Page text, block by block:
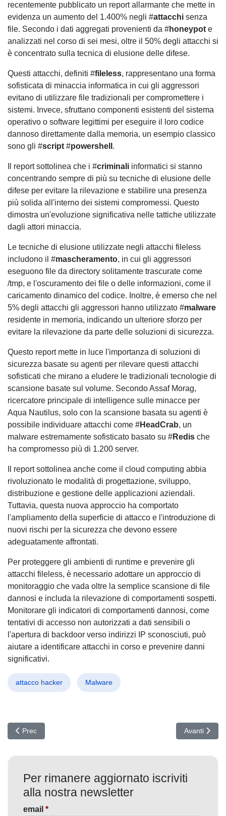
recentemente pubblicato un report allarmante che mette in
evidenza un aumento del 1.400% negli #attacchi senza
file. Secondo i dati aggregati provenienti da #honeypot e
analizzati nel corso di sei mesi, oltre il 50% degli attacchi si
è concentrato sulla tecnica di elusione delle difese.
Questi attacchi, definiti #fileless, rappresentano una forma
sofisticata di minaccia informatica in cui gli aggressori
evitano di utilizzare file tradizionali per compromettere i
sistemi. Invece, sfruttano componenti esistenti del sistema
operativo o software legittimi per eseguire il loro codice
dannoso direttamente dalla memoria, un esempio classico
sono gli #script #powershell .
Il report sottolinea che i #criminali informatici si stanno
concentrando sempre di più su tecniche di elusione delle
difese per evitare la rilevazione e stabilire una presenza
più solida all'interno dei sistemi compromessi. Questo
dimostra un'evoluzione significativa nelle tattiche utilizzate
dagli attori minaccia.
Le tecniche di elusione utilizzate negli attacchi fileless
includono il #mascheramento, in cui gli aggressori
eseguono file da directory solitamente trascurate come
/tmp, e l'oscuramento dei file o delle informazioni, come il
caricamento dinamico del codice. Inoltre, è emerso che nel
5% degli attacchi gli aggressori hanno utilizzato #malware
residente in memoria, indicando un ulteriore sforzo per
evitare la rilevazione da parte delle soluzioni di sicurezza.
Questo report mette in luce l'importanza di soluzioni di
sicurezza basate su agenti per rilevare questi attacchi
sofisticati che mirano a eludere le tradizionali tecnologie di
scansione basate sul volume. Secondo Assaf Morag,
ricercatore principale di intelligence sulle minacce per
Aqua Nautilus, solo con la scansione basata su agenti è
possibile individuare attacchi come #HeadCrab, un
malware estremamente sofisticato basato su #Redis che
ha compromesso più di 1.200 server.
Il report sottolinea anche come il cloud computing abbia
rivoluzionato le modalità di progettazione, sviluppo,
distribuzione e gestione delle applicazioni aziendali.
Tuttavia, questa nuova approccio ha comportato
l'ampliamento della superficie di attacco e l'introduzione di
nuovi rischi per la sicurezza che devono essere
adeguatamente affrontati.
Per proteggere gli ambienti di runtime e prevenire gli
attacchi fileless, è necessario adottare un approccio di
monitoraggio che vada oltre la semplice scansione di file
dannosi e includa la rilevazione di comportamenti sospetti.
Monitorare gli indicatori di comportamenti dannosi, come
tentativi di accesso non autorizzati a dati sensibili o
l'apertura di backdoor verso indirizzi IP sconosciuti, può
aiutare a identificare attacchi in corso e prevenire danni
significativi.
attacco hacker Malware
Articolo precedente: Chi si fida di ChatGPT?
Prec Articolo
Avanti
Per rimanere aggiornato iscriviti
alla nostra newsletter
email *